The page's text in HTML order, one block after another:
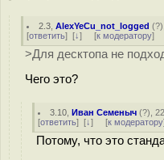
2.3 ,AlexYeCu_not_logged (?
[ответить] [↓] [к модератору]
>Для десктопа не
Чего это?
3.10 ,Иван Семеныч (?),
[ответить] [↓] [к модератору
Потому, что это